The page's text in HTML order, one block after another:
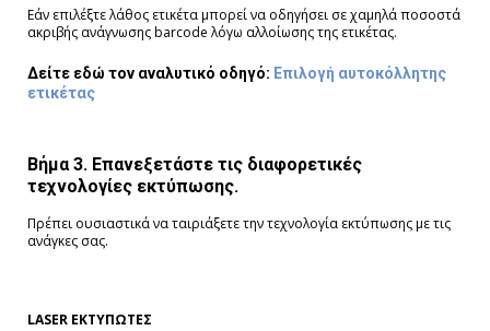
Εάν επιλέξτε λάθος ετικέτα μπορεί να οδηγήσει σε χαμηλά ποσοστά
ακριβής ανάγνωσης barcode λόγω αλλοίωσης της ετικέτας.
Δείτε εδώ τον αναλυτικό οδηγό: Επιλογή αυτοκόλλητης
ετικέτας
Βήμα 3. Επανεξετάστε τις διαφορετικές
τεχνολογίες εκτύπωσης.
Πρέπει ουσιαστικά να ταιριάξετε την τεχνολογία εκτύπωσης με τις
ανάγκες σας.
LASER ΕΚΤΥΠΩΤΕΣ